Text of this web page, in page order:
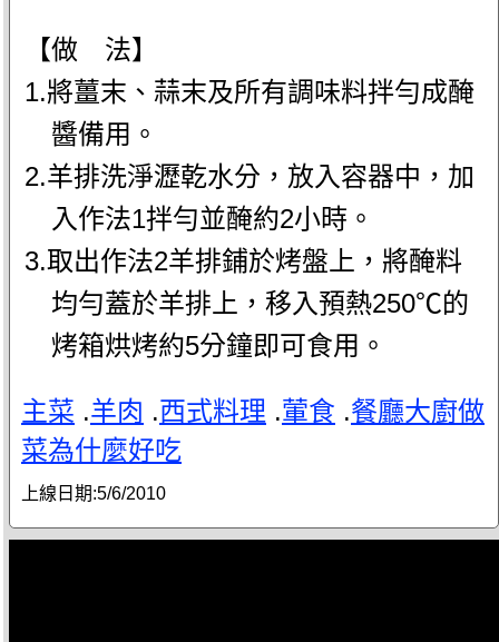
【做 法】
1.將薑末、蒜末及所有調味料拌勻成醃
醬備用。
2.羊排洗淨瀝乾水分，放入容器中，加
入作法1拌勻並醃約2小時。
3.取出作法2羊排鋪於烤盤上，將醃料
均勻蓋於羊排上，移入預熱250℃的
烤箱烘烤約5分鐘即可食用。
主菜 .羊肉 .西式料理 .葷食 .餐廳大廚做
菜為什麼好吃
上線日期:5/6/2010